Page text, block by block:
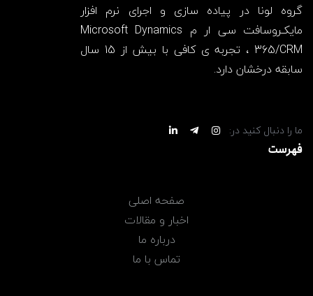
گروه لونا در پیاده سازی و اجرای نرم افزار
مایکـروسافت سی ار م Microsoft Dynamics
365/CRM ، تجربه ی کافی با بیش از 15 سال
سابقه درخشان دارد.
ما را دنبال کنید در:
فهرست
صفحه اصلی
اخبار و مقالات
درباره ما
تماس با ما